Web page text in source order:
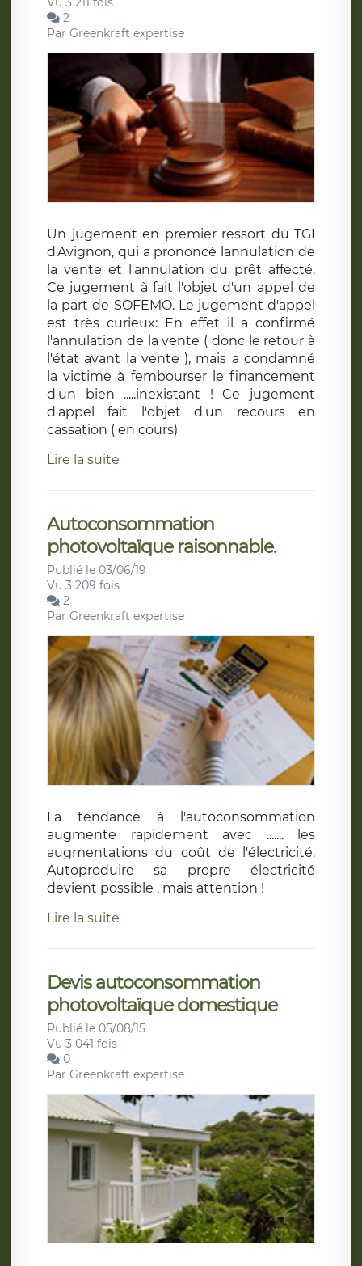
2
Par Greenkraft expertise
Un jugement en premier ressort du TGI
d'Avignon, qui a prononcé lannulation de
la vente et l'annulation du prêt affecté.
Ce jugement à fait l'objet d'un appel de
la part de SOFEMO. Le jugement d'appel
est très curieux: En effet il a confirmé
l'annulation de la vente ( donc le retour à
l'état avant la vente ), mais a condamné
la victime à fembourser le financement
d'un bien .....inexistant ! Ce jugement
d'appel fait l'objet d'un recours en
cassation ( en cours)
Lire la suite
Autoconsommation
photovoltaïque raisonnable.
Publié le 03/06/19
Vu 3 209 fois
2
Par Greenkraft expertise
La tendance à l'autoconsommation
augmente rapidement avec ....... les
augmentations du coût de l'électricité.
Autoproduire sa propre électricité
devient possible , mais attention !
Lire la suite
Devis autoconsommation
photovoltaïque domestique
Publié le 05/08/15
Vu 3 041 fois
0
Par Greenkraft expertise